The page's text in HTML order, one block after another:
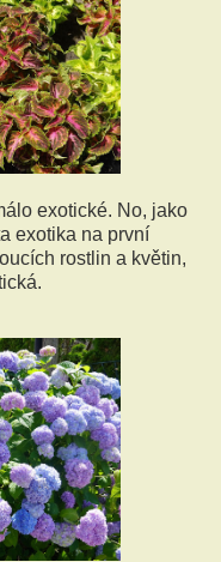
exotické. No, jako
exotika na první
rostlin a květin,